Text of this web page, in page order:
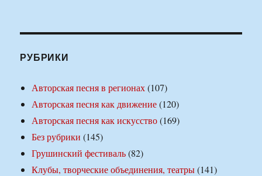
РУБРИКИ
Авторская песня в регионах(107)
Авторская песня как движение(120)
Авторская песня как искусство(169)
Без рубрики (145)
Грушинский фестиваль(82)
Клубы, творческие объединения, театры(141)